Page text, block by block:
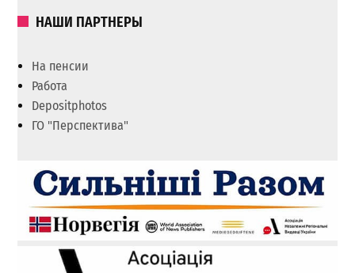
НАШИ ПАРТНЕРЫ
На пенсии
Работа
Depositphotos
ГО "Перспектива"